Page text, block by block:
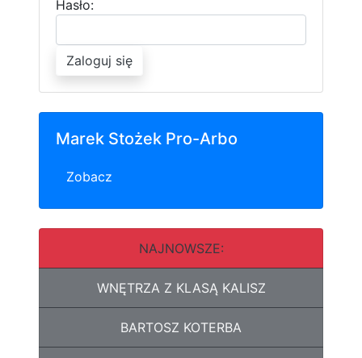
Hasło:
Zaloguj się
Marek Stożek Pro-Arbo
Zobacz
NAJNOWSZE:
WNĘTRZA Z KLASĄ KALISZ
BARTOSZ KOTERBA